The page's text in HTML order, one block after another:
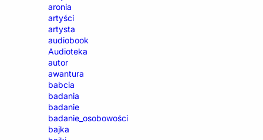
aronia
artyści
artysta
audiobook
Audioteka
autor
awantura
babcia
badania
badanie
badanie_osobowości
bajka